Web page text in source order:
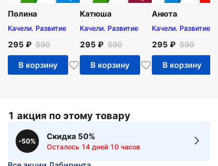
Полина
Качели. Развитие
295 590
В корзину
Катюша
Качели. Развитие
295 590
В корзину
Анюта
Качели. Развитие
295 590
В корзину
1 акция по этому товару
-50%
Скидка 50%
Осталось 14 дней 10 часов